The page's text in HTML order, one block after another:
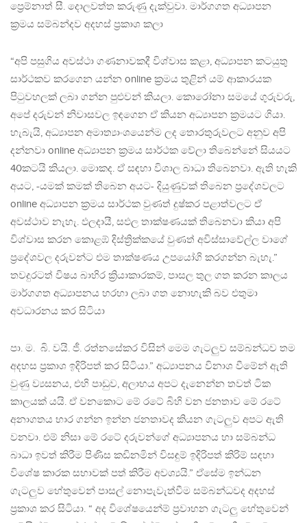
ප්‍රෙම්නාත් සී. දොලවත්ත කරුණු දැක්වුවා. මාර්ගගත අධ්‍යාපන
ක්‍රමය සම්බන්දව අදහස් ප්‍රකාශ කලා
“අපි පසුගිය අවස්ථා ගණනාවකදී විශ්වාස කළා, අධ්‍යාපන කටයුතු
සාර්ථකව කරගෙන යන්න online ක්‍රමය තුළින්‌ යම්‌ ආකාරයක
පිටුවහලක්‌ ලබා ගන්න පුළුවන්‌ කියලා. කොරෝනා සමයේ ගුරුවරු,
අපේ දරුවන්‌ නිවාසවල ඉඳගෙන ඒ කියන අධ්‍යාපන ක්‍රමයට ගියා.
හැබැයි, අධ්‍යාපන අමාත්‍යාංශයෙන්ම ලද තොරතුරුවලට අනුව අපි
දන්නවා online අධ්‍යාපන ක්‍රමය සාර්ථක වේලා තිබෙන්නේ සියයට
40කටයි කියලා. මොකද. ඒ සඳහා විශාල බාධා තිබෙනවා. ඇති හැකි
අයට, -යමක්‌ කමක්‌ තිබෙන අයට- දියුණුවක්‌ තිබෙන ප්‍රදේශවලට
online අධ්‍යාපන ක්‍රමය සාර්ථක වුණත්‌ දුෂ්කර පළාත්වලට ඒ
අවස්ථාව නැහැ. ඵලදායී, සඵල තාක්ෂණයක්‌ තිබෙනවා කියා අපි
විශ්වාස කරන කොළඹ්‌ දිස්ත්‍රික්කයේ වුණත්‌ අවිස්සාවේල්ල වාගේ
ප්‍රදේශවල දරුවන්ට එම තාක්ෂණය උපයෝගි කරගන්න බැහැ.”
තවදුරටත් විෂය බාහිර ක්‍රියාකාරකම්, පාසල තුල ගත කරන කාලය
මාර්ගගත අධ්‍යාපනය හරහා ලබා ගත නොහැකි බව එතුමා
අවධාරනය කර සිටියා
පා. ම. බි. වයි. ජී. රත්නසේකර විසින් මෙම ගැටලුව සම්බන්ධව තම
අදහස ප්‍රකාශ ඉදිරිපත් කර සිටියා.” අධ්‍යාපනය විනාශ වීමේන්‌ ඇති
වුණු ව්‍යසනය, එහි පාඩුව, අලාභය අපට දැනෙන්න තවත්‌ ටික
කාලයක්‌ යයි. ඒ වනකොට මේ රටේ බිහි වන ජනතාව මේ රටේ
අනාගතය භාර ගන්න ඉන්න ජනතාවද කියන ගැටලුව අපට ඇති
වනවා. එම්‌ නිසා මේ රටේ දරුවන්ගේ අධ්‍යාපනය හා සම්බන්ධ
බාධා ඉවත්‌ කිරීම පිණිස කඩිනමින්‌ විසඳුම්‌ ඉදිරිපත්‌ කිරිම්‌ සඳහා
විශේෂ කාරක සභාවක්‌ පත්‌ කිරීම අවශ්‍යයි.” ඒසේම ඉන්ධන
ගැටලුව හේතුවෙන් පාසල් නොපැවැත්වීම සම්බන්ධවද අදහස්
ප්‍රකාශ කර සිටියා. “ අද විශේෂයෙන්ම්‌ ප්‍රවාහන ගැටලු හේතුවෙන්‌